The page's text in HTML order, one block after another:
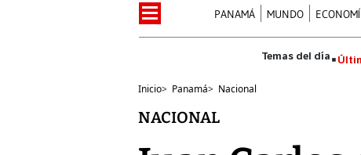
PANAMÁ MUNDO
Inicio> Panamá> Nacional
NACIONAL